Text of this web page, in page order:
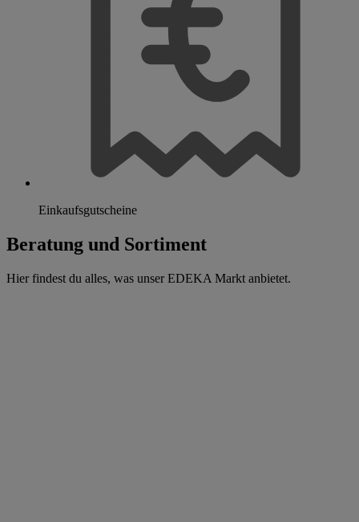
Einkaufsgutscheine
Beratung und Sortiment
Hier findest du alles, was unser EDEKA Markt anbietet.